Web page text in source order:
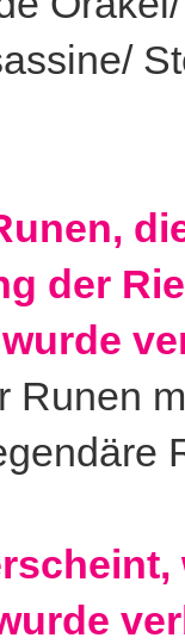
der
Runen